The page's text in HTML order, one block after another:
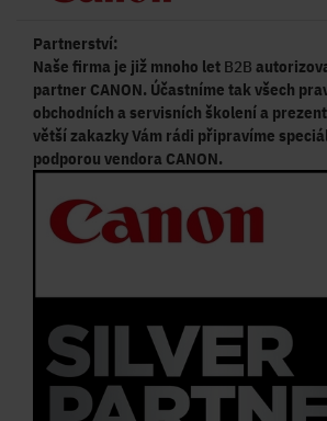
Partnerství:
Naše firma je již mnoho let B2B
partner CANON. Účastníme tak všech
obchodních a servisních školení a
větší zakazky Vám rádi připravíme
podporou vendora CANON.